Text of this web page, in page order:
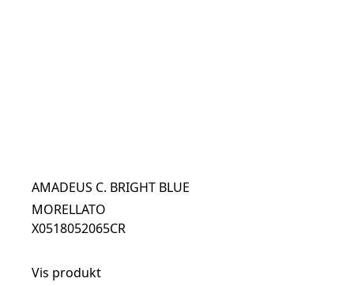
AMADEUS C. BRIGHT BLUE
MORELLATO
X0518052065CR
Vis produkt